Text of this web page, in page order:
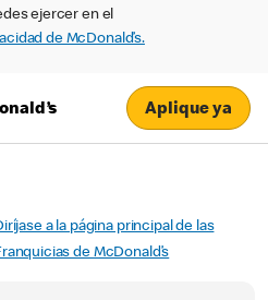
ejercer en el
de McDonald’s.
Aplique ya
a la página principal de las
de McDonald’s